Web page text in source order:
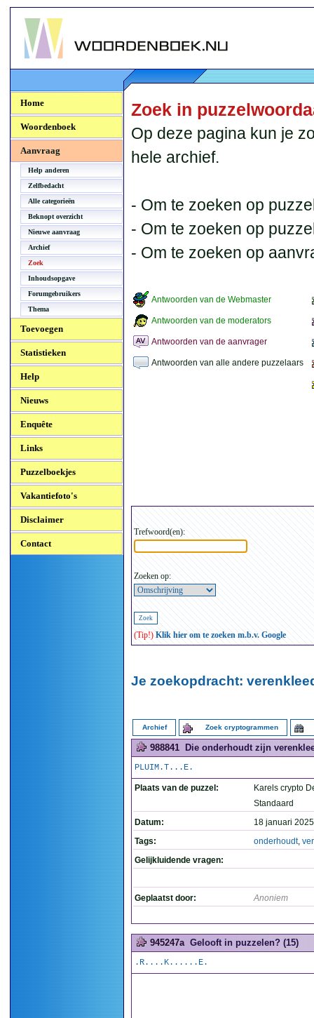
Woordenboek.NU
Home
Woordenboek
Aanvraag
Help anderen
Zelfbedacht
Alle categorieën
Beknopt overzicht
Nieuwe aanvraag
Archief
Zoek
Inhoudsopgave
Forumgebruikers
Thema
Toevoegen
Statistieken
Help
Nieuws
Enquête
Links
Puzzelboekjes
Vakantiefoto's
Disclaimer
Contact
Zoek in
Op deze pagina kun je
hele archief.
- Om te zoeken op
- Om te zoeken op
- Om te zoeken op
Antwoorden van de Webmaster
Antwoorden van de moderators
Antwoorden van de aanvrager
Antwoorden van alle andere puzzelaars
Trefwoord(en):
Zoeken op:
(Tip!) Klik hier om te zoeken m.b.v. Google
Je zoekopdracht:
Archief Zoek cryptogrammen
988841 Die onderhoudt zijn
PLUIM.T...E.
Plaats van de puzzel:
Karels crypto
Standaard
Datum:
18 januari
Tags:
onderhoudt,
Gelijkluidende vragen:
Geplaatst door: Anoniem
945247a Gelooft in puzzelen? (15)
.R....K......E.